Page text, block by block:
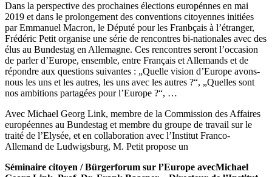
Dans la perspective des prochaines élections europénnes en mai
2019 et dans le prolongement des conventions citoyennes initiées
par Emmanuel Macron, le Député pour les Franbçais à l’étranger,
Frédéric Petit organise une série de rencontres bi-nationales avec des
élus au Bundestag en Allemagne. Ces rencontres seront l’occasion
de parler d’Europe, ensemble, entre Français et Allemands et de
répondre aux questions suivantes : „Quelle vision d’Europe avons-
nous les uns et les autres, les uns avec les autres ?“, „Quelles sont
nos ambitions partagées pour l’Europe ?“, …
Avec Michael Georg Link, membre de la Commission des Affaires
européennes au Bundestag et membre du groupe de travail sur le
traité de l’Elysée, et en collaboration avec l’Institut Franco-
Allemand de Ludwigsburg, M. Petit propose un
Séminaire citoyen / Bürgerforum sur l’Europe avecMichael